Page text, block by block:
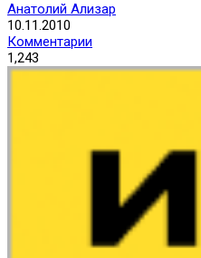
Анатолий Ализар
10.11.2010
Комментарии
1,243